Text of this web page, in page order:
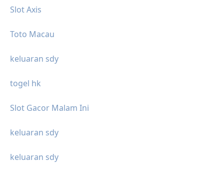
Slot Axis
Toto Macau
keluaran sdy
togel hk
Slot Gacor Malam Ini
keluaran sdy
keluaran sdy